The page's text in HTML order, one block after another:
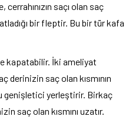
saçı olan saç
bir fleptir. Bu bir tür kafa
kapatabilir. İki ameliyat
derinizin saç olan kısmının
genişletici yerleştirir. Birkaç
saç olan kısmını uzatır.